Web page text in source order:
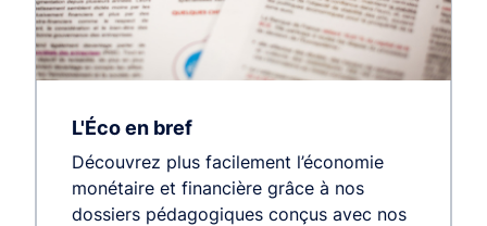
L'Éco en bref
Découvrez plus facilement l’économie
monétaire et financière grâce à nos
dossiers pédagogiques conçus avec nos